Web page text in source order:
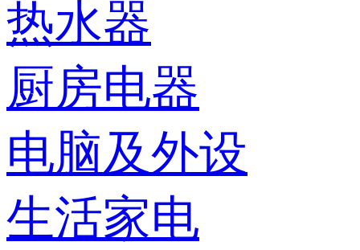
热水器
厨房电器
电脑及外设
生活家电